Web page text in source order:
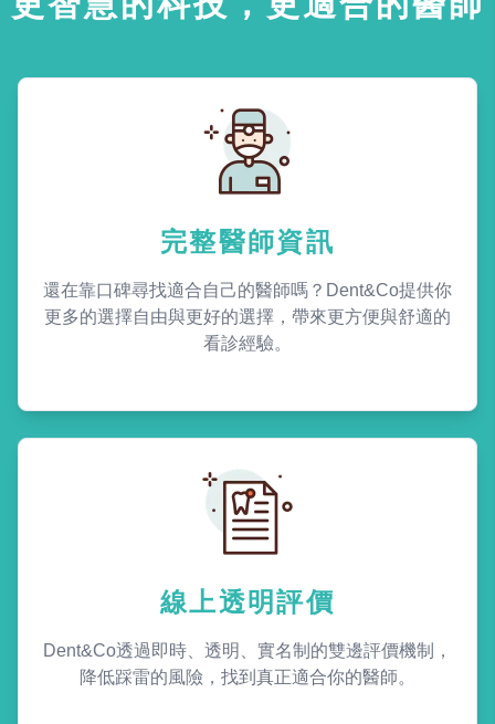
完整醫師資訊
還在靠口碑尋找適合自己的醫師嗎？Dent&Co提供你
更多的選擇自由與更好的選擇，帶來更方便與舒適的
看診經驗。
線上透明評價
Dent&Co透過即時、透明、實名制的雙邊評價機制，
降低踩雷的風險，找到真正適合你的醫師。